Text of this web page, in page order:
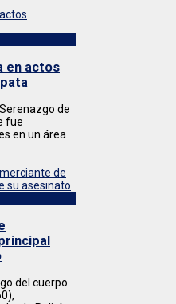
en actos
de
fue
en un área
del cuerpo